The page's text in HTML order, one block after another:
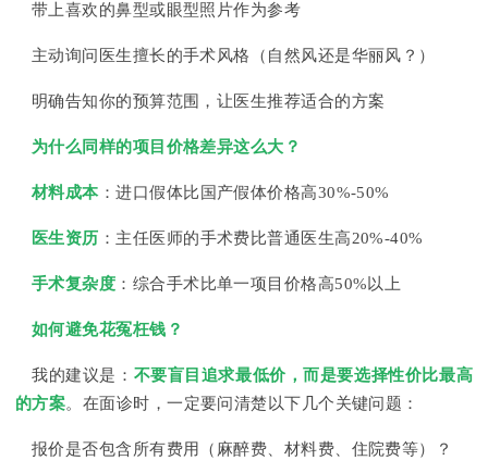
带上喜欢的鼻型或眼型照片作为参考
主动询问医生擅长的手术风格（自然风还是华丽风？）
明确告知你的预算范围，让医生推荐适合的方案
为什么同样的项目价格差异这么大？
材料成本：进口假体比国产假体价格高30%-50%
医生资历 ：主任医师的手术费比普通医生高20%-40%
手术复杂度 ：综合手术比单一项目价格高50%以上
如何避免花冤枉钱？
我的建议是： 不要盲目追求最低价，而是要选择性价比最高
的方案。在面诊时，一定要问清楚以下几个关键问题：
报价是否包含所有费用（麻醉费、材料费、住院费等）？